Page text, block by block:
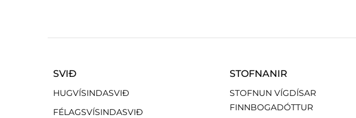
SVIÐ
HUGVÍSINDASVIÐ
FÉLAGSVÍSINDASVIÐ
STOFNANIR
STOFNUN VÍGDÍSAR
FINNBOGADÓTTUR